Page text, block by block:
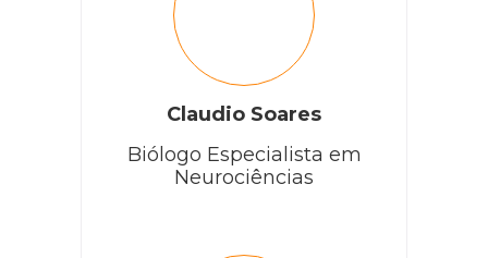
Claudio Soares
Biólogo Especialista em
Neurociências